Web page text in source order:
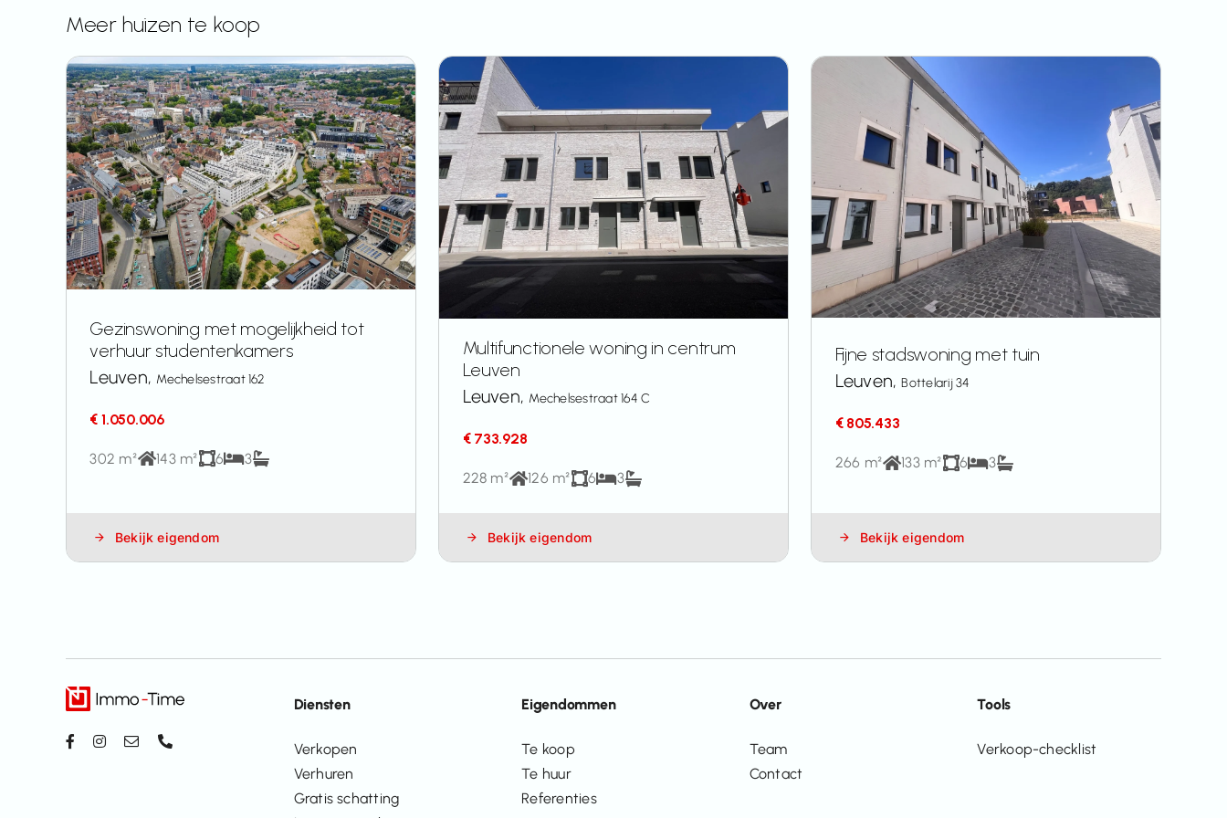
Meer huizen te koop
Gezinswoning met mogelijkheid tot
verhuur studentenkamers
Leuven, Mechelsestraat 162
€ 1.050.006
302 m² 143 m² 6 3
Bekijk eigendom
Multifunctionele woning in centrum
Leuven
Leuven, Mechelsestraat 164 C
€ 733.928
228 m² 126 m² 6 3
Bekijk eigendom
Fijne stadswoning met tuin
Leuven,Bottelarij 34
€ 805.433
266 m² 133 m² 6 3
Bekijk eigendom
Diensten
Verkopen
Verhuren
Gratis schatting
Eigendommen
Te koop
Te huur
Referenties
Over
Team
Contact
Tools
Verkoop-checklist